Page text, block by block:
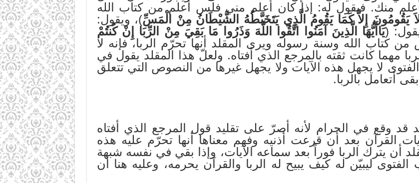
أعلم منك. فيقول له: إذا كان أعلم مني فلس أعلم من كتاب الله
لاَ يَقُومُونَ إِلاَّ كَمَا يَقُومُ الَّذِي يَتَخَبَّطُهُ الشَّيْطَانُ مِنْ الْمَسِّ)، ويقول:
(يَاأَيُّهَا الَّذِينَ آمَنُوا اتَّقُوا اللَّهَ وَذَرُوا مَا بَقِيَ مِنْ الرِّبَا إِنْ كُنتُمْ
كتاب الله وسنة رسوله ويرى المقلد أنها تحرّم الربا، فإنه لا
مهما كانت ثقته بالمرجع الذي أفتاه. ولعلّ هذا المقلد يقول في
لا يجهل هذه الآيات ولا يجهل غيرها من النصوص التي تتعلق
أتعامل بالربا.
قد وقع في الحرام لأنه أصرّ على تقليد قول المرجع الذي أفتاه
القرآن بعد أن قرعت أذنيه وفهم معناها أنها تحرّم عليه هذه
أن يترك الربا فوراً بعد سماعه الآيات، وإذا بقي في نفسه شبهة
ليبيّن له كيف يبيح له الربا والقرآن يحرمه، وعليه هنا أن